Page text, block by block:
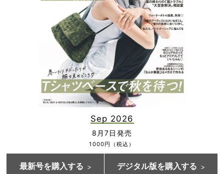
Sep 2026
8月7日発売
1000円（税込）
最新号を購入する デジタル版を購入する